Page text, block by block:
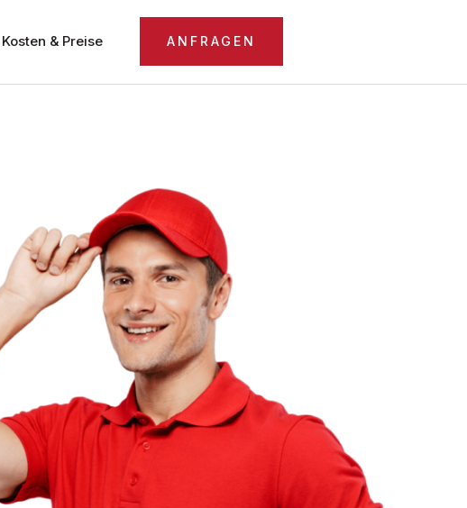
Kosten & Preise ANFRAGEN